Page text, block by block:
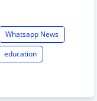
Whatsapp News
education